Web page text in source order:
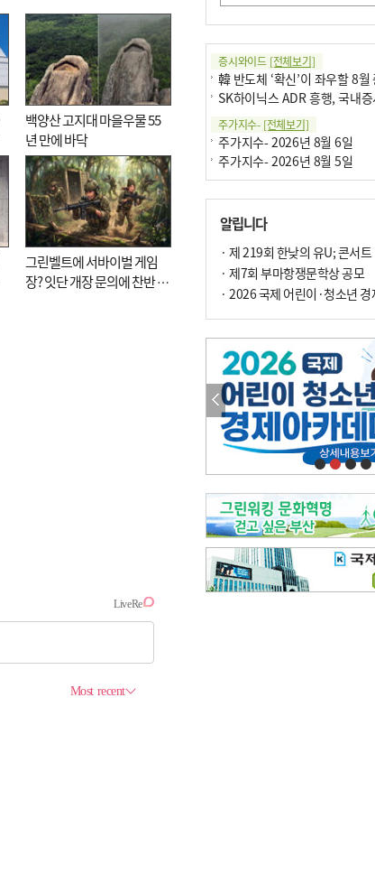
백양산 고지대 마을우물 55
년 만에 바닥
그린벨트에 서바이벌 게임
장? 잇단 개장 문의에 찬반 논
증시와이드 [전체보기]
韓 반도체 ‘확신’이 좌우할 8월
SK하이닉스 ADR 흥행, 국내
주가지수- [전체보기]
주가지수- 2026년 8월 6일
주가지수- 2026년 8월 5일
알립니다
· 제 219회 한낮의 유U; 콘서트
· 제7회 부마항쟁문학상 공모
· 2026 국제 어린이·청소년